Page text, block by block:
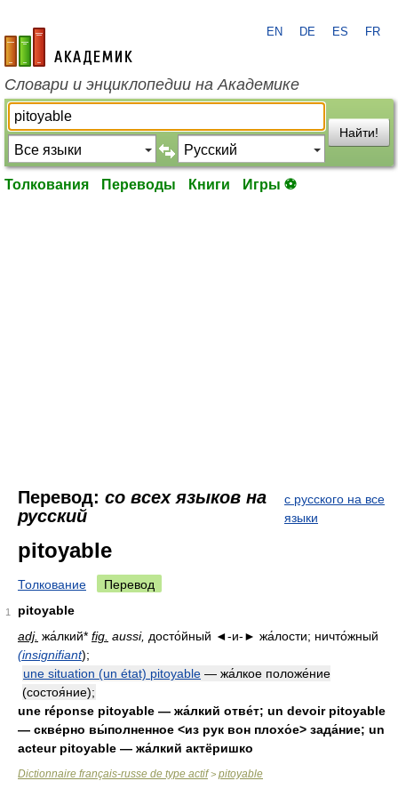
academic.ru
EN DE ES FR
Словари и энциклопедии на Академике
Найти!
Толкования Переводы Книги Игры ⚽
Перевод: со всех языков на
русский
с русского на все
языки
pitoyable
Толкование Перевод
1
pitoyable
adj. жа́лкий* fig. aussi, досто́йный ◄-и-► жа́лости; ничто́жный
(insignifiant);
une situation (un état) pitoyable — жа́лкое положе́ние
(состоя́ние);
une réponse pitoyable — жа́лкий отве́т; un devoir pitoyable
— скве́рно вы́полненное <из рук вон плохо́е> зада́ние; un
acteur pitoyable — жа́лкий актёришко
Dictionnaire français-russe de type actif> pitoyable